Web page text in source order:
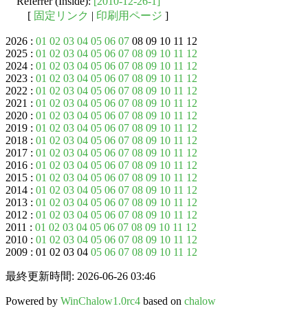
[ 固定リンク | 印刷用ページ ]
2026 : 01 02 03 04 05 06 07 08 09 10 11 12
2025 : 01 02 03 04 05 06 07 08 09 10 11 12
2024 : 01 02 03 04 05 06 07 08 09 10 11 12
2023 : 01 02 03 04 05 06 07 08 09 10 11 12
2022 : 01 02 03 04 05 06 07 08 09 10 11 12
2021 : 01 02 03 04 05 06 07 08 09 10 11 12
2020 : 01 02 03 04 05 06 07 08 09 10 11 12
2019 : 01 02 03 04 05 06 07 08 09 10 11 12
2018 : 01 02 03 04 05 06 07 08 09 10 11 12
2017 : 01 02 03 04 05 06 07 08 09 10 11 12
2016 : 01 02 03 04 05 06 07 08 09 10 11 12
2015 : 01 02 03 04 05 06 07 08 09 10 11 12
2014 : 01 02 03 04 05 06 07 08 09 10 11 12
2013 : 01 02 03 04 05 06 07 08 09 10 11 12
2012 : 01 02 03 04 05 06 07 08 09 10 11 12
2011 : 01 02 03 04 05 06 07 08 09 10 11 12
2010 : 01 02 03 04 05 06 07 08 09 10 11 12
2009 : 01 02 03 04 05 06 07 08 09 10 11 12
最終更新時間: 2026-06-26 03:46
Powered by WinChalow1.0rc4 based on chalow